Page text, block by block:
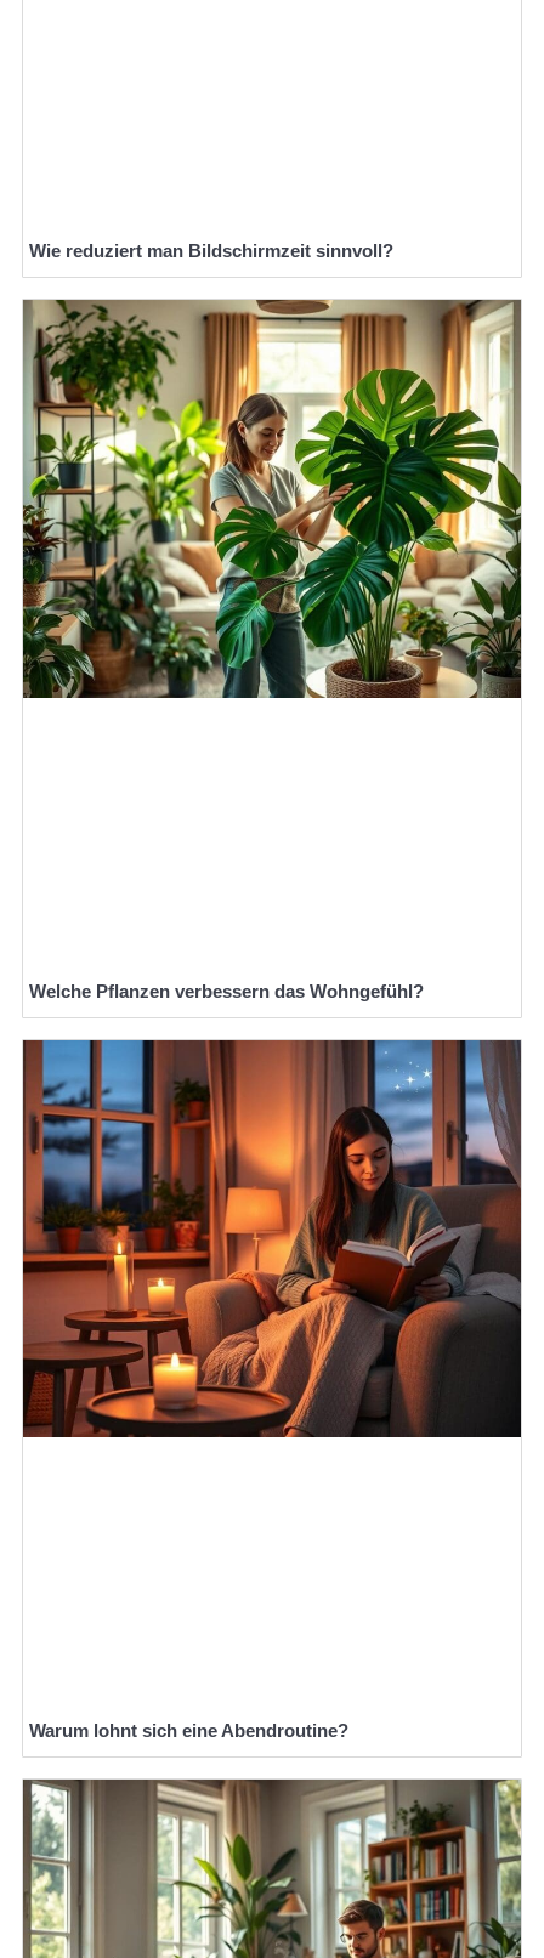
Wie reduziert man Bildschirmzeit sinnvoll?
Welche Pflanzen verbessern das Wohngefühl?
Warum lohnt sich eine Abendroutine?